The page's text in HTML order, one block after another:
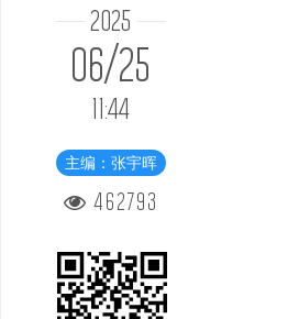
2025
06/25
11:44
主编：张宇晖
462793